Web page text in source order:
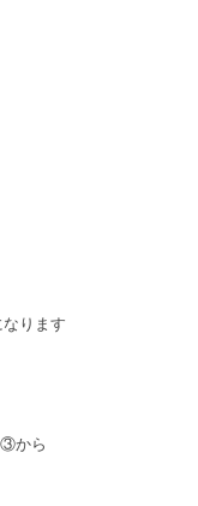
ります
③から